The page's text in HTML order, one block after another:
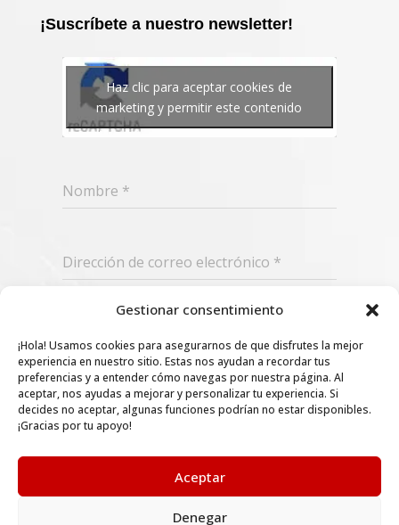
Gestionar consentimiento
¡Hola! Usamos cookies para asegurarnos de que disfrutes la mejor
experiencia en nuestro sitio. Estas nos ayudan a recordar tus
preferencias y a entender cómo navegas por nuestra página. Al
aceptar, nos ayudas a mejorar y personalizar tu experiencia. Si
decides no aceptar, algunas funciones podrían no estar disponibles.
¡Gracias por tu apoyo!
Aceptar
Denegar
¡Suscríbete a nuestro newsletter!
Haz clic para aceptar cookies de
marketing y permitir este contenido
Nombre *
Dirección de correo electrónico *
Suscribir